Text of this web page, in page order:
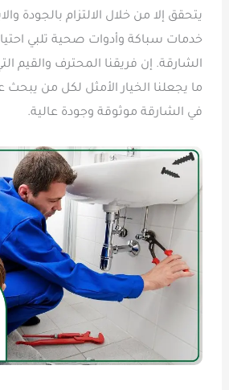
يتحقق إلا من خلال الالتزام بالجودة
خدمات سباكة وأدوات صحية تلبي
الشارقة. إن فريقنا المحترف والقيم
ما يجعلنا الخيار الأمثل لكل من
في الشارقة موثوقة وجودة عالية.